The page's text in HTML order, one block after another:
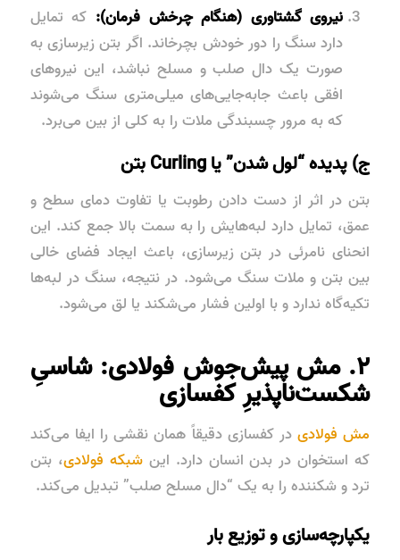
نیروی گشتاوری (هنگام چرخش فرمان): که تمایل
دارد سنگ را دور خودش بچرخاند. اگر بتن زیرسازی به
صورت یک دال صلب و مسلح نباشد، این نیروهای
افقی باعث جابه‌جایی‌های میلی‌متری سنگ می‌شوند
که به مرور چسبندگی ملات را به کلی از بین می‌برد.
ج) پدیده “لول شدن” یا Curling بتن
بتن در اثر از دست دادن رطوبت یا تفاوت دمای سطح و
عمق، تمایل دارد لبه‌هایش را به سمت بالا جمع کند. این
انحنای نامرئی در بتن زیرسازی، باعث ایجاد فضای خالی
بین بتن و ملات سنگ می‌شود. در نتیجه، سنگ در لبه‌ها
تکیه‌گاه ندارد و با اولین فشار می‌شکند یا لق می‌شود.
۲. مش پیش‌جوش فولادی: شاسیِ
شکست‌ناپذیرِ کفسازی
مش فولادیدر کفسازی دقیقاً همان نقشی را ایفا می‌کند
که استخوان در بدن انسان دارد. اینشبکه فولادی، بتن
ترد و شکننده را به یک “دال مسلح صلب” تبدیل می‌کند.
یکپارچه‌سازی و توزیع بار